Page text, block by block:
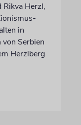
Rikva Herzl,
in
Serbien
Herzlberg